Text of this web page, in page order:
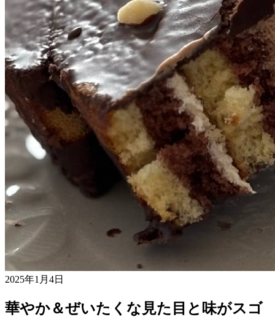
2025年1月4日
華やか＆ぜいたくな見た目と味がスゴ